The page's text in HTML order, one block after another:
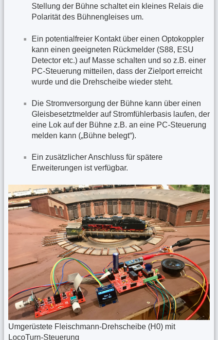
Stellung der Bühne schaltet ein kleines Relais die
Polarität des Bühnengleises um.
Ein potentialfreier Kontakt über einen Optokoppler
kann einen geeigneten Rückmelder (S88, ESU
Detector etc.) auf Masse schalten und so z.B. einer
PC-Steuerung mitteilen, dass der Zielport erreicht
wurde und die Drehscheibe wieder steht.
Die Stromversorgung der Bühne kann über einen
Gleisbesetztmelder auf Stromfühlerbasis laufen, der
eine Lok auf der Bühne z.B. an eine PC-Steuerung
melden kann („Bühne belegt“).
Ein zusätzlicher Anschluss für spätere
Erweiterungen ist verfügbar.
Umgerüstete Fleischmann-Drehscheibe (H0) mit
LocoTurn-Steuerung